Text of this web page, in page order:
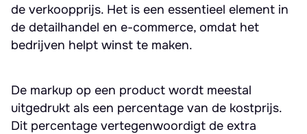
de verkoopprijs. Het is een essentieel element in
de detailhandel en e-commerce, omdat het
bedrijven helpt winst te maken.
De markup op een product wordt meestal
uitgedrukt als een percentage van de kostprijs.
Dit percentage vertegenwoordigt de extra